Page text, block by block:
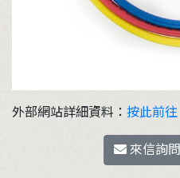
外部網站詳細資料： 按此前往
來信詢問